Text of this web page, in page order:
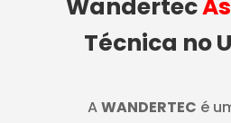
Wandertec
Técnica no
AWANDERTEC é